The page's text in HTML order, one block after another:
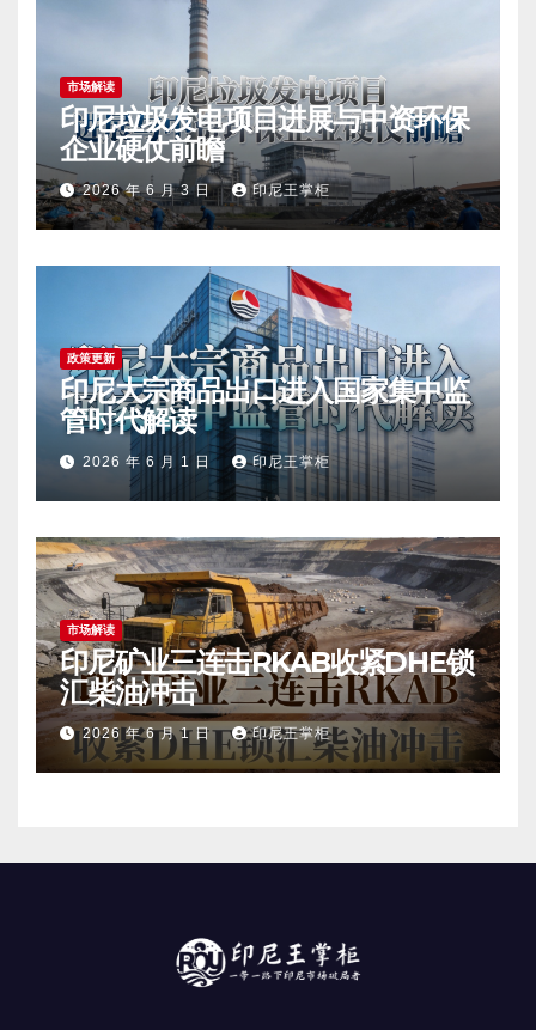
市场解读
印尼垃圾发电项目进展与中资环保
企业硬仗前瞻
2026 年 6 月 3 日 印尼王掌柜
政策更新
印尼大宗商品出口进入国家集中监
管时代解读
2026 年 6 月 1 日 印尼王掌柜
市场解读
印尼矿业三连击RKAB收紧DHE锁
汇柴油冲击
2026 年 6 月 1 日 印尼王掌柜